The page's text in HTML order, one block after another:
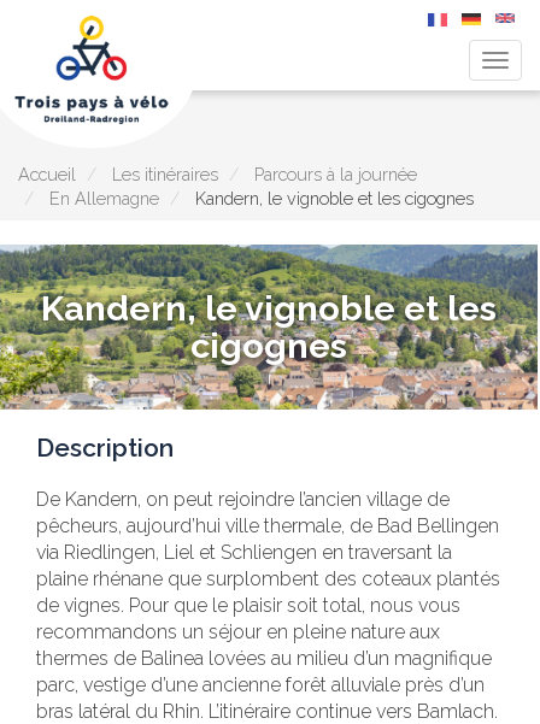
Aller
principal
Accueil Les itinéraires
Parcours à la journée
En Allemagne
Kandern, le vignoble et les cigognes
Kandern, le vignoble et les
cigognes
Description
De Kandern, on peut rejoindre l’ancien village de
pêcheurs, aujourd’hui ville thermale, de Bad Bellingen
via Riedlingen, Liel et Schliengen en traversant la
plaine rhénane que surplombent des coteaux plantés
de vignes. Pour que le plaisir soit total, nous vous
recommandons un séjour en pleine nature aux
thermes de Balinea lovées au milieu d’un magnifique
parc, vestige d’une ancienne forêt alluviale près d’un
bras latéral du Rhin. L’itinéraire continue vers Bamlach.